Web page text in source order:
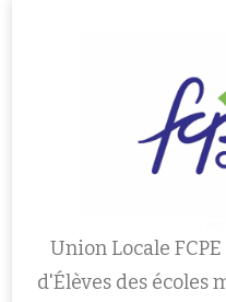
Union Locale
d'Élèves des écoles